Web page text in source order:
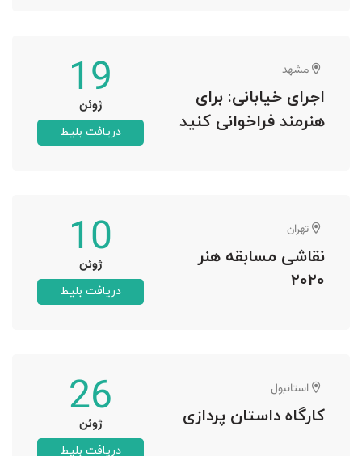
مشهد
اجرای خیابانی: برای
هنرمند فراخوانی کنید
19
ژوئن
دریافت بلیط
تهران
نقاشی مسابقه هنر
2020
10
ژوئن
دریافت بلیط
استانبول
کارگاه داستان پردازی 26
ژوئن
دریافت بلیط